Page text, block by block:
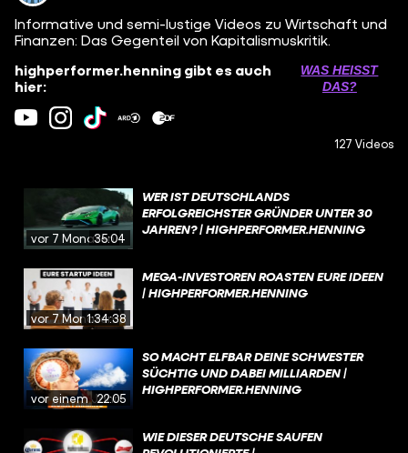
Informative und semi-lustige Videos zu Wirtschaft und
Finanzen: Das Gegenteil von Kapitalismuskritik.
highperformer.henning gibt es auch
hier:
WAS HEISST D
AS?
127 Videos
vor 7 Monaten
35:04
WER IST DEUTSCHLANDS
ERFOLGREICHSTER GRÜNDER UNTER 30
JAHREN? | HIGHPERFORMER.HENNING
vor 7 Monaten
1:34:38
MEGA-INVESTOREN ROASTEN EURE IDEEN
| HIGHPERFORMER.HENNING
vor einem Jahr
22:05
SO MACHT ELFBAR DEINE SCHWESTER
SÜCHTIG UND DABEI MILLIARDEN |
HIGHPERFORMER.HENNING
WIE DIESER DEUTSCHE SAUFEN